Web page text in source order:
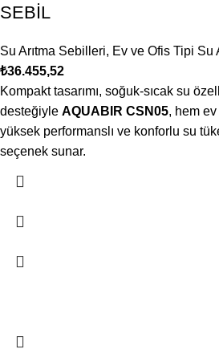
SEBİL
Su Arıtma Sebilleri, Ev ve Ofis Tipi Su
₺36.455,52
Kompakt tasarımı, soğuk-sıcak su
desteğiyle AQUABIR CSN05, hem
yüksek performanslı ve konforlu su
seçenek sunar.